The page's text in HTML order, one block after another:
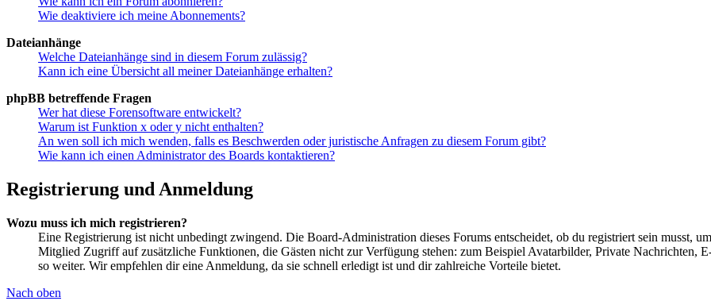
Wie deaktiviere ich meine Abonnements?
Dateianhänge
Welche Dateianhänge sind in diesem Forum zulässig?
Kann ich eine Übersicht all meiner Dateianhänge erhalten?
phpBB betreffende Fragen
Wer hat diese Forensoftware entwickelt?
Warum ist Funktion x oder y nicht enthalten?
An wen soll ich mich wenden, falls es Beschwerden oder juristische Anfragen zu diesem Forum gibt?
Wie kann ich einen Administrator des Boards kontaktieren?
Registrierung und Anmeldung
Wozu muss ich mich registrieren?
Eine Registrierung ist nicht unbedingt zwingend. Die Board-Administration dieses Forums entscheidet, ob du registriert sein musst,
Mitglied Zugriff auf zusätzliche Funktionen, die Gästen nicht zur Verfügung stehen: zum Beispiel Avatarbilder, Private Nachrichten,
so weiter. Wir empfehlen dir eine Anmeldung, da sie schnell erledigt ist und dir zahlreiche Vorteile bietet.
Nach oben